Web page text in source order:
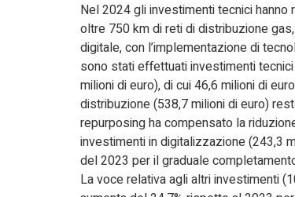
Nel 2024 gli investimenti tecnici
oltre 750 km di reti di distribuzione
digitale, con l’implementazione di
sono stati effettuati investimenti
milioni di euro), di cui 46,6 milioni di
distribuzione (538,7 milioni di euro)
repurposing ha compensato la
investimenti in digitalizzazione (243,3
del 2023 per il graduale
La voce relativa agli altri investimenti